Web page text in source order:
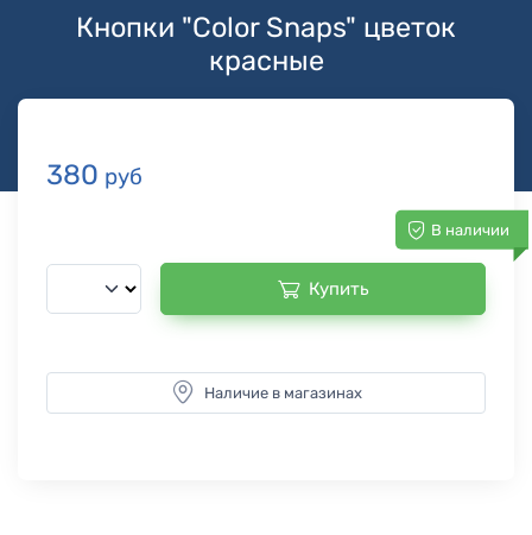
Кнопки "Color Snaps" цветок
красные
380 руб
В наличии
Купить
Наличие в магазинах